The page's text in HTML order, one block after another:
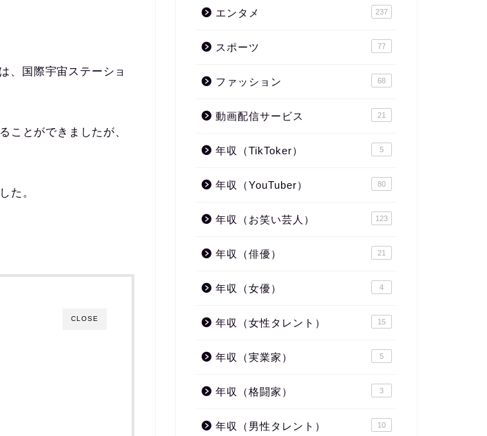
、国際宇宙ステーショ
ことができましたが、
た。
CLOSE
エンタメ 237
スポーツ 77
ファッション 68
動画配信サービス 21
年収（TikToker） 5
年収（YouTuber） 80
年収（お笑い芸人） 123
年収（俳優） 21
年収（女優） 4
年収（女性タレント） 15
年収（実業家） 5
年収（格闘家） 3
年収（男性タレント） 10